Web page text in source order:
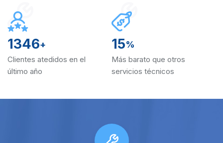
1346+
Clientes atedidos en el
último año
15%
Más barato que otros
servicios técnicos